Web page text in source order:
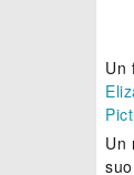
Un
Un